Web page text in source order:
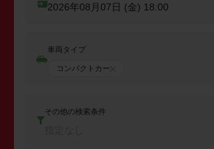
2026年08月07日 (金) 18:00
車両タイプ
コンパクトカー
その他の検索条件